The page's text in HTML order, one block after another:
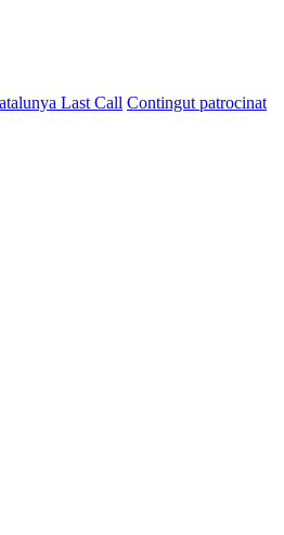
Last Call Contingut patrocinat